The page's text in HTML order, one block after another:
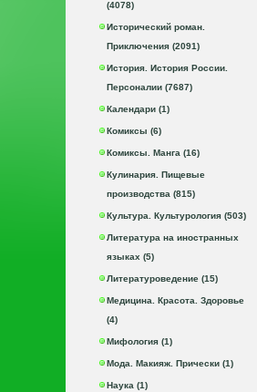
(4078)
Исторический роман.
Приключения (2091)
История. История России.
Персоналии (7687)
Календари (1)
Комиксы (6)
Комиксы. Манга (16)
Кулинария. Пищевые
производства (815)
Культура. Культурология (503)
Литература на иностранных
языках (5)
Литературоведение (15)
Медицина. Красота. Здоровье
(4)
Мифология (1)
Мода. Макияж. Прически (1)
Наука (1)